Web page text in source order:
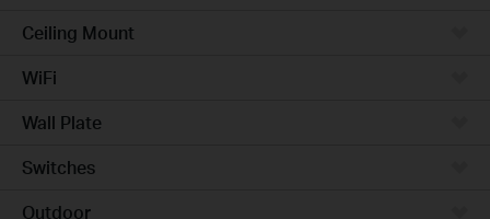
Ceiling Mount
WiFi
Wall Plate
Switches
Outdoor